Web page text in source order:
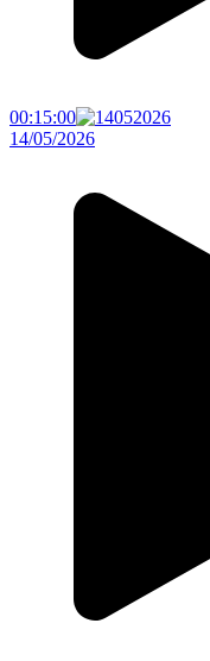
00:15:00
14/05/2026